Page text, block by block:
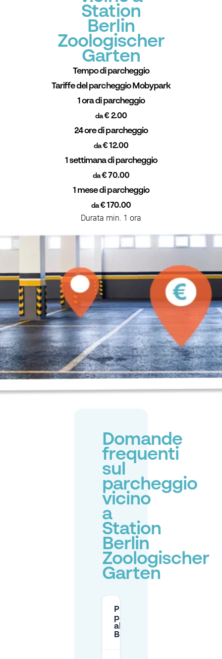
Station
Berlin
Zoologischer
Garten
Tempo di parcheggio
Tariffe del parcheggio Mobypark
1 ora di parcheggio
da€ 2.00
24 ore di parcheggio
da€ 12.00
1 settimana di parcheggio
da€ 70.00
1 mese di parcheggio
da€ 170.00
Durata min. 1 ora
Domande
frequenti
sul
parcheggio
vicino
a
Station
Berlin
Zoologischer
Garten
Puoi
parcheggiare
allo zoo di
Berlino?